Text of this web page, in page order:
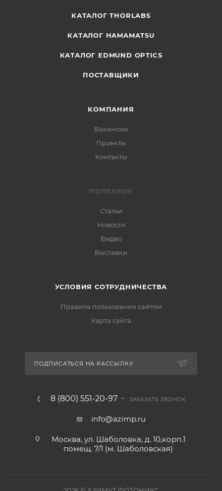
КАТАЛОГ THORLABS
КАТАЛОГ HAMAMATSU
КАТАЛОГ EDMUND OPTICS
ПОСТАВЩИКИ
КОМПАНИЯ
Вакансии
Проекты
Контакты
ПОЛЕЗНОЕ
Статьи
Новости
Видео
Выставки
УСЛОВИЯ СОТРУДНИЧЕСТВА
Правила пользования сайтом
Карта сайта
ПОДПИСАТЬСЯ НА РАССЫЛКУ
8 (800) 551-20-97 ЗАКАЗАТЬ ЗВОНОК
info@azimp.ru
Москва, ул. Шаболовка, д. 10,корп.1
помещ. 7/1 (м. Шаболовская)